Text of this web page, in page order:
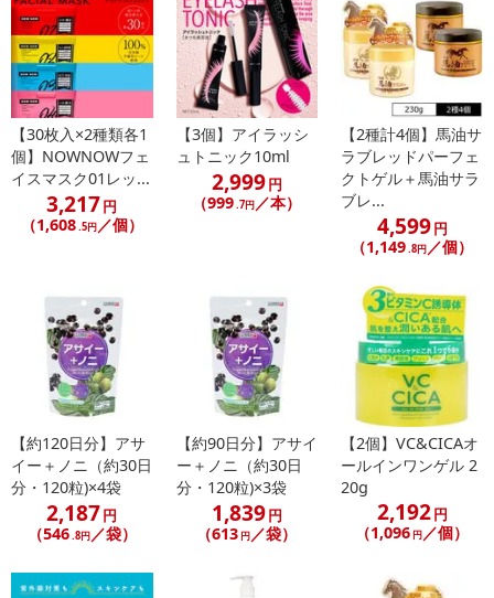
・原産国（最終加工地）：日本
・原材料/材質/素材：
水、アクリレーツコポリマー、ミツロウ、カルナウバロウ、ミネ
ラルオイル、DPG、セルロース、ステアリン酸グリセリル(SE)、ス
テアリン酸PG、AMPD、ラウレス-21、メチルパラベン、デヒドロ
酢酸Na、テトライソステアリン酸ポリグリセリル-2、（+/-)酸化鉄
・使用方法：
・先にまつげをビューラー等でカールし、その後ブラシの外側を
使ってまつ毛の内側の根本から先端に向かって左右に小刻みに動か
しながらとかすように塗ります。
【30枚入×2種類各1
個】NOWNOWフェ
イスマスク01レッ...
3,217円
（1,608 .5円／個）
【3個】アイラッシ
ュトニック10ml
2,999円
（999 .7円 ／本）
【2種計4個】馬油サ
ラブレッドパーフェ
クトゲル＋馬油サラ
ブレ...
4,599円
（1,149 .8円 ／個）
【約120日分】アサ
イー＋ノニ（約30日
分・120粒)×4袋
2,187円
（546.8円／袋）
【約90日分】アサイ
ー＋ノニ（約30日
分・120粒)×3袋
1,839円
（613 円／袋）
【2個】VC&CICAオ
ールインワンゲル 2
20g
2,192円
（1,096 円／個）